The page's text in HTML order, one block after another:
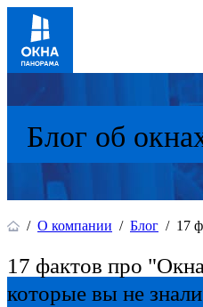
Блог об
/ О компании / Блог / 17
17 фактов про
которые вы не знали